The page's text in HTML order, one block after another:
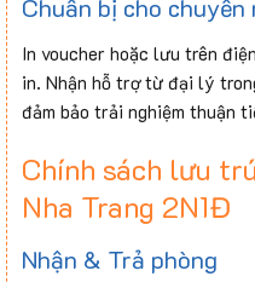
Chuẩn bị cho chuyến
In voucher hoặc lưu trên
in. Nhận hỗ trợ từ đại lý
đảm bảo trải nghiệm thuận
Chính sách lưu
Nha Trang 2N1Đ
Nhận & Trả phòng